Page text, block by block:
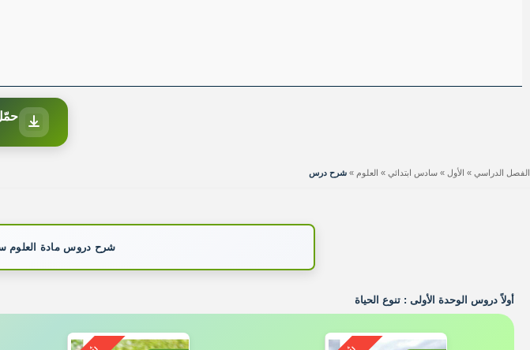
الفصل الدراسي » الأول » سادس ابتدائي » العلوم » شرح درس
شرح دروس مادة العلوم
أولاً دروس الوحدة الأولى : تنوع الحياة